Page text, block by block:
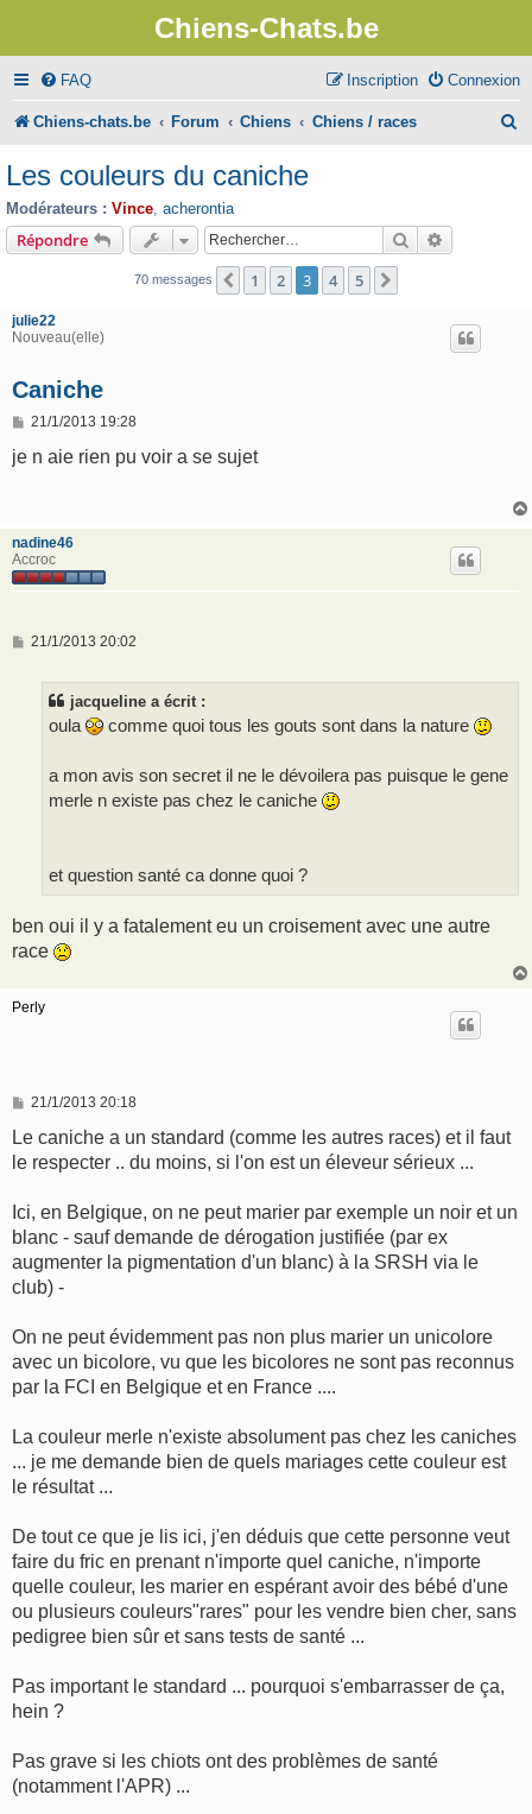
Chiens-Chats.be
FAQ Connexion
Inscription
Chiens-chats.be Forum Chiens Chiens / races
Les couleurs du caniche
Modérateurs : Vince acherontia
Répondre Rechercher
70 messages Précédent
1 2 3 4 5
julie22
Nouveau(elle)
Caniche
M
s
21/1/2013 19:28
je n aie rien pu voir a se sujet
nadine46
Accroc
M
21/1/2013 20:02
jacqueline a écrit :
oula comme quoi tous les gouts sont dans la nature
a mon avis son secret il ne le dévoilera pas puisque le gene
merle n existe pas chez le caniche
et question santé ca donne quoi ?
ben oui il y a fatalement eu un croisement avec une autre
race
Perly
M
s
a
e
21/1/2013 20:18
Le caniche a un standard (comme les autres races) et il faut
le respecter .. du moins, si l'on est un éleveur sérieux ...
Ici, en Belgique, on ne peut marier par exemple un noir et un
blanc - sauf demande de dérogation justifiée (par ex
augmenter la pigmentation d'un blanc) à la SRSH via le
club) -
On ne peut évidemment pas non plus marier un unicolore
avec un bicolore, vu que les bicolores ne sont pas reconnus
par la FCI en Belgique et en France ....
La couleur merle n'existe absolument pas chez les caniches
... je me demande bien de quels mariages cette couleur est
le résultat ...
De tout ce que je lis ici, j'en déduis que cette personne veut
faire du fric en prenant n'importe quel caniche, n'importe
quelle couleur, les marier en espérant avoir des bébé d'une
ou plusieurs couleurs"rares" pour les vendre bien cher, sans
pedigree bien sûr et sans tests de santé ...
Pas important le standard ... pourquoi s'embarrasser de ça,
hein ?
Pas grave si les chiots ont des problèmes de santé
(notamment l'APR) ...